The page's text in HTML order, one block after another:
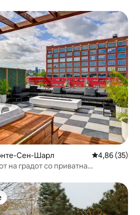
Сен-Шарл Просечна
4,86 (35)
на градот со приватна